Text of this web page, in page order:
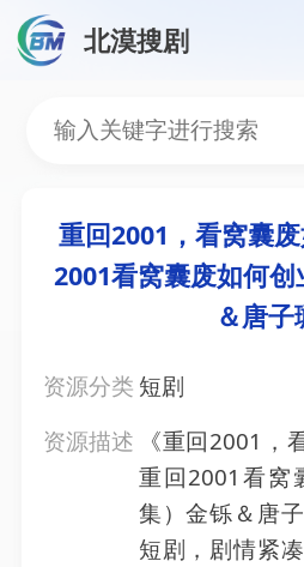
北漠搜剧
重回2001，
重回2001，看窝囊
2001看窝囊废如何
＆唐子
资源分类 短剧
资源描述
《重回2001，
重回2001看窝
集）金铄＆唐
短剧，剧情紧